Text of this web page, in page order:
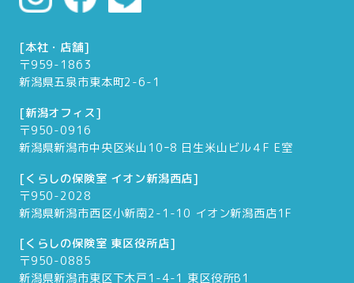
[本社・店舗]
〒959-1863
新潟県五泉市東本町2-6-1
[新潟オフィス]
〒950-0916
新潟県新潟市中央区米山10ｰ8 日生米山ビル４F E室
[くらしの保険室 イオン新潟西店]
〒950-2028
新潟県新潟市西区小新南2-1-10 イオン新潟西店1F
[くらしの保険室 東区役所店]
〒950-0885
新潟県新潟市東区下木戸1-4-1 東区役所B1